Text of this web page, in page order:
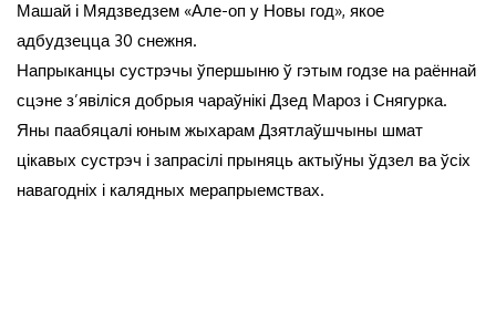
Машай і Мядзведзем «Але-оп у Новы год», якое
адбудзецца 30 снежня.
Напрыканцы сустрэчы ўпершыню ў гэтым годзе на раённай
сцэне з’явіліся добрыя чараўнікі Дзед Мароз і Снягурка.
Яны паабяцалі юным жыхарам Дзятлаўшчыны шмат
цікавых сустрэч і запрасілі прыняць актыўны ўдзел ва ўсіх
навагодніх і калядных мерапрыемствах.